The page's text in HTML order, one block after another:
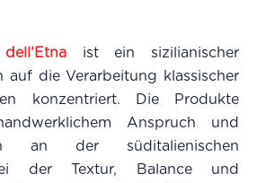
ist ein sizilianischer
auf die Verarbeitung klassischer
konzentriert. Die Produkte
Anspruch und
an der süditalienischen
der Textur, Balance und